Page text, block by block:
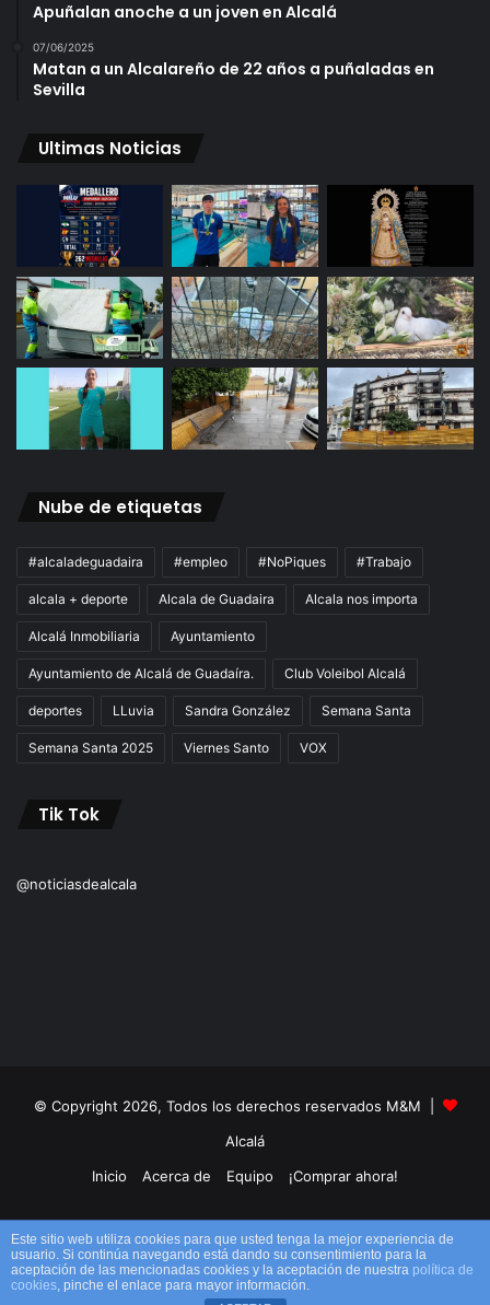
Apuñalan anoche a un joven en Alcalá
07/06/2025
Matan a un Alcalareño de 22 años a puñaladas en
Sevilla
Ultimas Noticias
Nube de etiquetas
#alcaladeguadaira #empleo #NoPiques #Trabajo
alcala + deporte Alcala de Guadaira Alcala nos importa
Alcalá Inmobiliaria Ayuntamiento
Ayuntamiento de Alcalá de Guadaíra. Club Voleibol Alcalá
deportes LLuvia Sandra González Semana Santa
Semana Santa 2025 Viernes Santo VOX
Tik Tok
@noticiasdealcala
© Copyright 2026, Todos los derechos reservados M&M |
Alcalá
Inicio
Acerca de Equipo ¡Comprar ahora!
Facebook YouTubeInstagramTikTok RSS
Este sitio web utiliza cookies para que usted tenga la mejor experiencia de
usuario. Si continúa navegando está dando su consentimiento para la
aceptación de las mencionadas cookies y la aceptación de nuestra política de
cookies, pinche el enlace para mayor información.